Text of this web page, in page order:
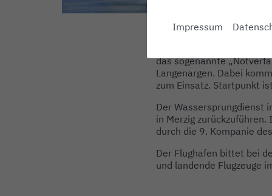
das sogenannte
Langenargen. Dabei
zum Einsatz. Startpunkt
Der Wassersprungdienst
in Merzig
durch die 9. Kompanie
Der Flughafen bittet bei
und landende Flugzeuge
Impressum